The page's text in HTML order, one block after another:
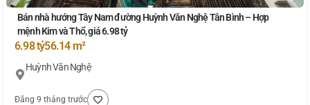
Bán nhà hướng Tây Nam đường Huỳnh Văn Nghệ Tân Bình – Hợp
mệnh Kim và Thổ, giá 6.98 tỷ
6.98 tỷ56.14 m²
Huỳnh Văn Nghệ
Đăng 9 tháng trước